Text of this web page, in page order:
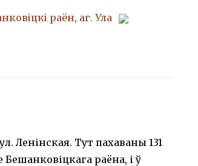
раён, аг. Ула
Ленінская. Тут пахаваны 131
Бешанковіцкага раёна, і ў